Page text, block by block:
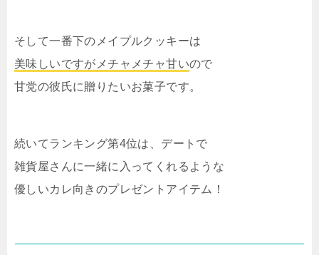
そして一番下のメイプルクッキーは
美味しいですがメチャメチャ甘いので
甘党の彼氏に贈りたいお菓子です。
続いてランキング第4位は、デートで
雑貨屋さんに一緒に入ってくれるような
優しいカレ向きのプレゼントアイテム！